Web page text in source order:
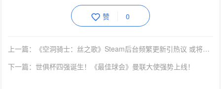
赞 0
上一篇：《空洞骑士：丝之歌》Steam后台频繁更新引热议 或将临近发售？
下一篇：世俱杯四强诞生！《最佳球会》曼联大使强势上线！